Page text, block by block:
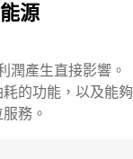
源
潤產生直接影響。
的功能，以及能夠
務。